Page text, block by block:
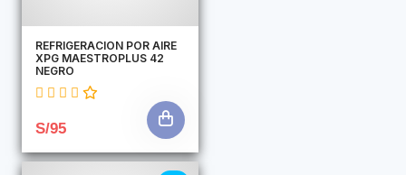
REFRIGERACION POR AIRE
XPG MAESTROPLUS 42
NEGRO
S/95